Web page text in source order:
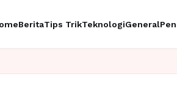
BeritaTips TrikTeknologiGeneral